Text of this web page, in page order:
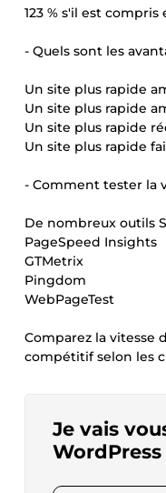
123 % s'il est
- Quels sont les
Un site plus rapide
Un site plus rapide
Un site plus rapide
Un site plus rapide
- Comment tester la
De nombreux outils
PageSpeed Insights
GTMetrix
Pingdom
WebPageTest
Comparez la vitesse
compétitif selon les
Je vais
WordPress